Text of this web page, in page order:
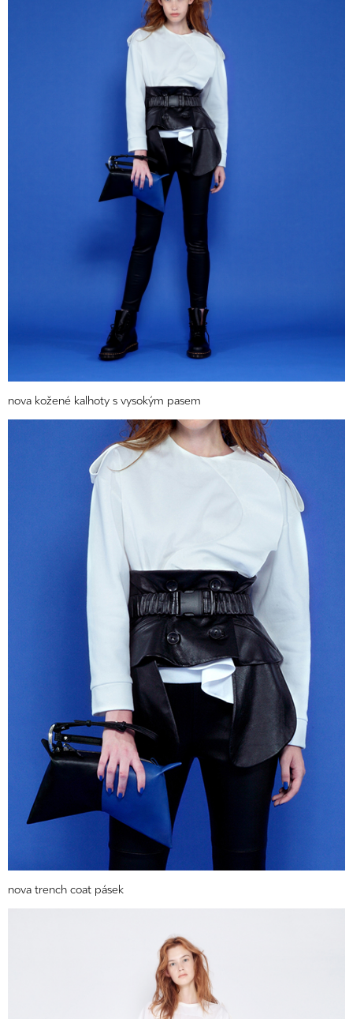
nova kožené kalhoty s vysokým pasem
nova trench coat pásek